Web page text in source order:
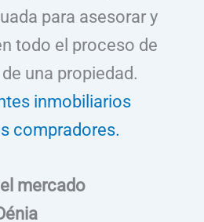
para asesorar y
todo el proceso de
una propiedad.
inmobiliarios
compradores.
mercado